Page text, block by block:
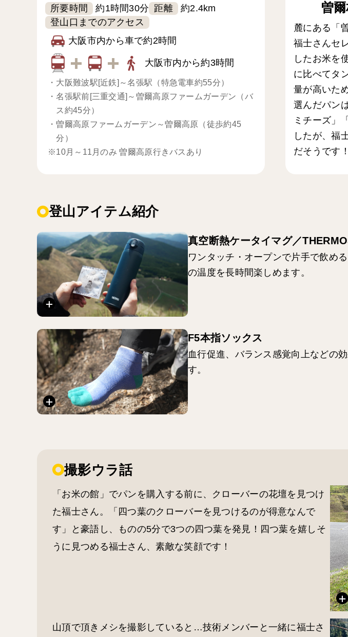
所要時間 約1時間30分 距離
約2.4km
登山口までのアクセス
大阪市内から車で約2時間
大阪市内から約3時間
・ 大阪難波駅[近鉄]～名張駅（特急電車約55分）
・名張駅前[三重交通]～曽爾高原ファームガーデン（バ
ス約45分）
・曽爾高原ファームガーデン～曽爾高原（徒歩約45
分）
※10月～11月のみ 曽爾高原行きバスあり
曽
麓にある「
福士さんセ
したお米を
に比べてタ
量が高いた
選んだパン
ミチーズ」
したが、福
だそうです！
登山アイテム紹介
真空断熱ケータイマグ／
ワンタッチ・オープンで片手で飲め
の温度を長時間楽しめます。
F5本指ソックス
血行促進、バランス感覚向上などの
す。
撮影ウラ話
「お米の館」でパンを購入する前に、クローバーの花壇を見つけ
た福士さん。「四つ葉のクローバーを見つけるのが得意なんで
す」と豪語し、ものの5分で3つの四つ葉を発見！四つ葉を嬉しそ
うに見つめる福士さん、素敵な笑顔です！
山頂で頂きメシを撮影していると…技術メンバーと一緒に福士さ